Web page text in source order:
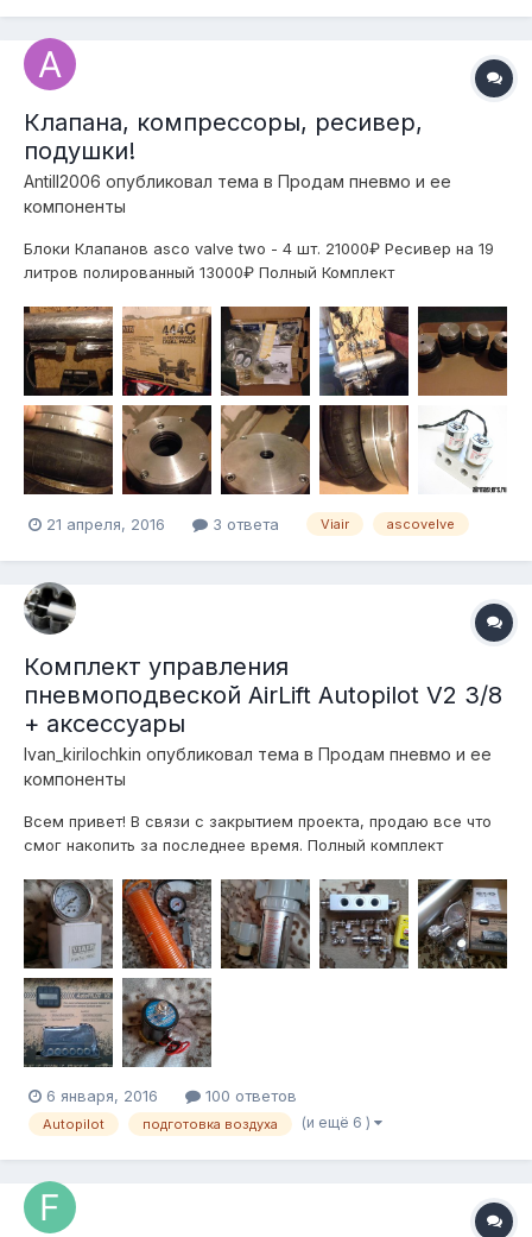
Клапана, компрессоры, ресивер,
подушки!
Antill2006 опубликовал тема в Продам пневмо и ее
компоненты
Блоки Клапанов asco valve two - 4 шт. 21000₽ Ресивер на 19
литров полированный 13000₽ Полный Комплект
Rubena: 2 под передние винты bc racing, 2 назад вместо
пружин. 31000₽ Все вместе за раз отдам за 85000₽! Все
новое, на машину не ставил! Н...
21 апреля, 2016 3 ответа Viair ascovelve
Комплект управления
пневмоподвеской AirLift Autopilot V2 3/8
+ аксессуары
Ivan_kirilochkin опубликовал тема в Продам пневмо и ее
компоненты
Всем привет! В связи с закрытием проекта, продаю все что
смог накопить за последнее время. Полный комплект
Ресивер AVS-алюминий серебро на 5галлонов - 10000р.
Компрессор Viair 480c - 15000р. Комплект подкачки на 10м -
3500р...
6 января, 2016 100 ответов
Autopilot подготовка воздуха (и ещё 6 )